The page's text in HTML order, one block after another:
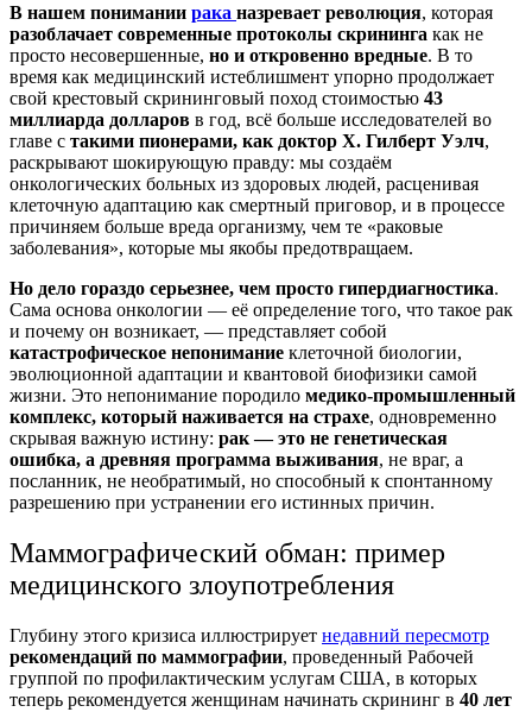
В нашем понимании рака назревает революция, которая
разоблачает современные протоколы скрининга как не
просто несовершенные, но и откровенно вредные. В то
время как медицинский истеблишмент упорно продолжает
свой крестовый скрининговый поход стоимостью 43
миллиарда долларов в год, всё больше исследователей во
главе с такими пионерами, как доктор Х. Гилберт Уэлч,
раскрывают шокирующую правду: мы создаём
онкологических больных из здоровых людей, расценивая
клеточную адаптацию как смертный приговор, и в процессе
причиняем больше вреда организму, чем те «раковые
заболевания», которые мы якобы предотвращаем.
Но дело гораздо серьезнее, чем просто гипердиагностика.
Сама основа онкологии — её определение того, что такое рак
и почему он возникает, — представляет собой
катастрофическое непонимание клеточной биологии,
эволюционной адаптации и квантовой биофизики самой
жизни. Это непонимание породило медико-промышленный
комплекс, который наживается на страхе, одновременно
скрывая важную истину: рак — это не генетическая
ошибка, а древняя программа выживания, не враг, а
посланник, не необратимый, но способный к спонтанному
разрешению при устранении его истинных причин.
Маммографический обман: пример
медицинского злоупотребления
Глубину этого кризиса иллюстрирует недавний пересмотр
рекомендаций по маммографии, проведенный Рабочей
группой по профилактическим услугам США, в которых
теперь рекомендуется женщинам начинать скрининг в 40 лет